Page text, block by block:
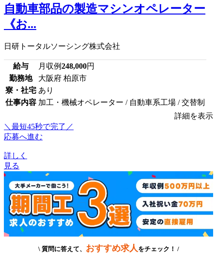
自動車部品の製造マシンオペレーター
《お...
日研トータルソーシング株式会社
給与 月収例248,000円
勤務地
大阪府 柏原市
寮・社宅 あり
仕事内容 加工・機械オペレーター / 自動車系工場 / 交替制
詳細を表示
＼最短45秒で完了／
応募へ進む
詳しく
見る
\ 質問に答えて、 おすすめ求人 をチェック！ /